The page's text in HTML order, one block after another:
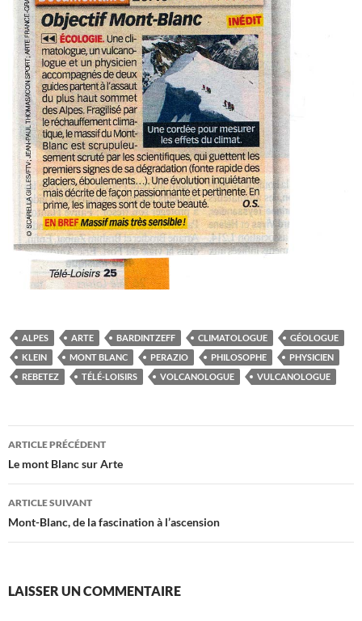
ALPES ARTE BARDINTZEFF CLIMATOLOGUE
GÉOLOGUE
KLEIN
MONT BLANC PERAZIO PHILOSOPHE
PHYSICIEN
REBETEZ
TÉLÉ-LOISIRS VOLCANOLOGUE VULCANOLOGUE
Navigation
des
articles
ARTICLE PRÉCÉDENT
Le mont Blanc sur Arte
ARTICLE SUIVANT
Mont-Blanc, de la fascination à l’ascension
LAISSER UN COMMENTAIRE